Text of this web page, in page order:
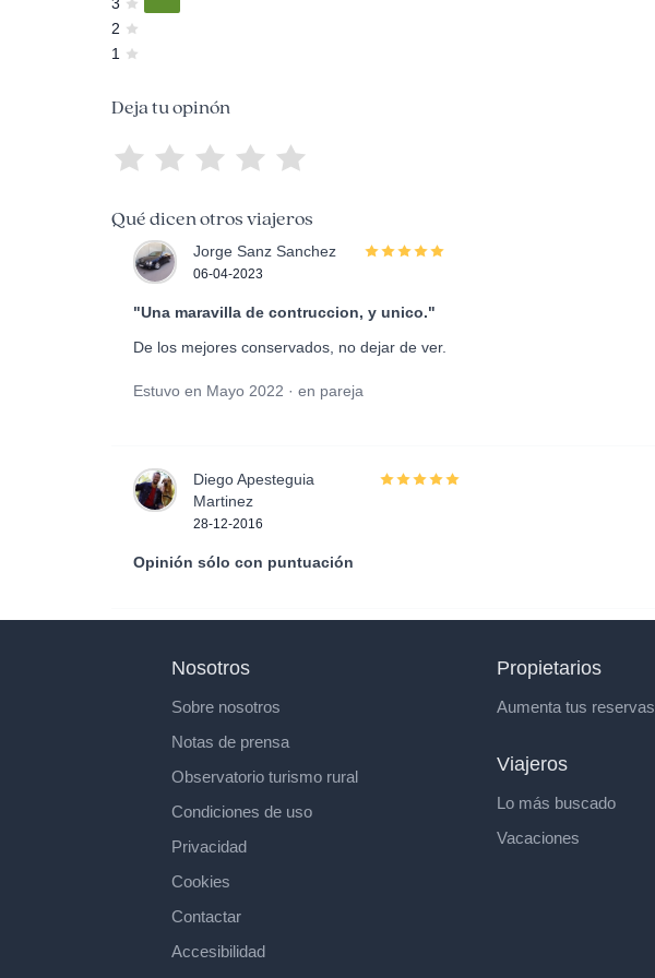
2
1
Deja tu opinón
Qué dicen otros viajeros
Jorge Sanz Sanchez
06-04-2023
"Una maravilla de contruccion, y unico."
De los mejores conservados, no dejar de ver.
Estuvo en Mayo 2022 · en pareja
Diego Apesteguia
Martinez
28-12-2016
Opinión sólo con puntuación
Nosotros
Sobre nosotros
Notas de prensa
Observatorio turismo rural
Condiciones de uso
Privacidad
Cookies
Contactar
Accesibilidad
Propietarios
Aumenta tus reservas
Viajeros
Lo más buscado
Vacaciones